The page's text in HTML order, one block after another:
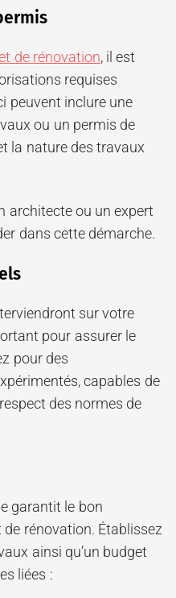
de rénovation, il est
requises
peuvent inclure une
ou un permis de
la nature des travaux
architecte ou un expert
dans cette démarche.
sur votre
pour assurer le
pour des
capables de
des normes de
garantit le bon
rénovation. Établissez
ainsi qu’un budget
liées :